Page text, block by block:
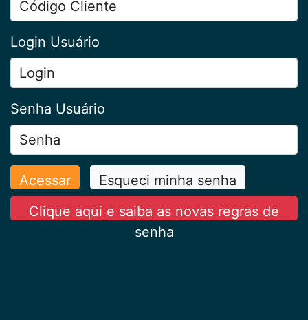
Login Usuário
Senha Usuário
Acessar
Esqueci minha senha
Clique aqui e saiba as novas regras de
senha